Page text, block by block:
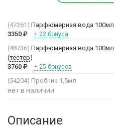
(47261) Парфюмерная вода 100мл
3350 ₽ + 22 бонуса
(48736) Парфюмерная вода 100мл
(тестер)
3760 ₽ + 25 бонусов
(54204) Пробник 1,5мл
нет в наличии
Описание